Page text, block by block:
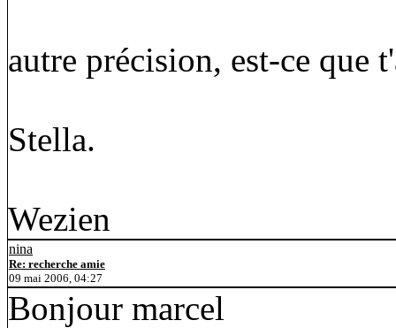
autre précision, est-ce que
Stella.
Wezien
nina
Re: recherche amie
09 mai 2006, 04:27
Bonjour marcel